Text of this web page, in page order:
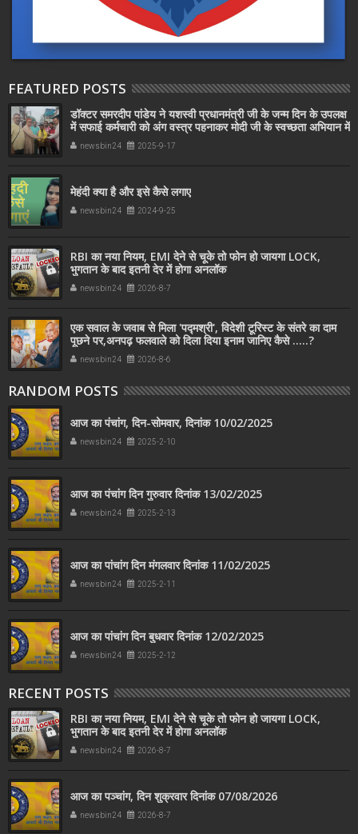
FEATURED POSTS
डॉक्टर समरदीप पांडेय ने यशस्वी प्रधानमंत्री जी के जन्म दिन के उपलक्ष
में सफाई कर्मचारी को अंग वस्त्र पहनाकर मोदी जी के स्वच्छता अभियान में
सहयोग किया
newsbin24 2025-9-17
मेहंदी क्या है और इसे कैसे लगाए
newsbin24 2024-9-25
RBI का नया नियम, EMI देने से चूके तो फोन हो जायगा LOCK,
भुगतान के बाद इतनी देर में होगा अनलॉक
newsbin24 2026-8-7
एक सवाल के जवाब से मिला 'पद्मश्री', विदेशी टूरिस्ट के संतरे का दाम
पूछने पर,अनपढ़ फलवाले को दिला दिया इनाम जानिए कैसे .....?
newsbin24 2026-8-6
RANDOM POSTS
आज का पंचांग, दिन-सोमवार, दिनांक 10/02/2025
newsbin24 2025-2-10
आज का पंचांग दिन गुरुवार दिनांक 13/02/2025
newsbin24 2025-2-13
आज का पांचांग दिन मंगलवार दिनांक 11/02/2025
newsbin24 2025-2-11
आज का पांचांग दिन बुधवार दिनांक 12/02/2025
newsbin24 2025-2-12
RECENT POSTS
RBI का नया नियम, EMI देने से चूके तो फोन हो जायगा LOCK,
भुगतान के बाद इतनी देर में होगा अनलॉक
newsbin24 2026-8-7
आज का पञ्चांग, दिन शुक्रवार दिनांक 07/08/2026
newsbin24 2026-8-7